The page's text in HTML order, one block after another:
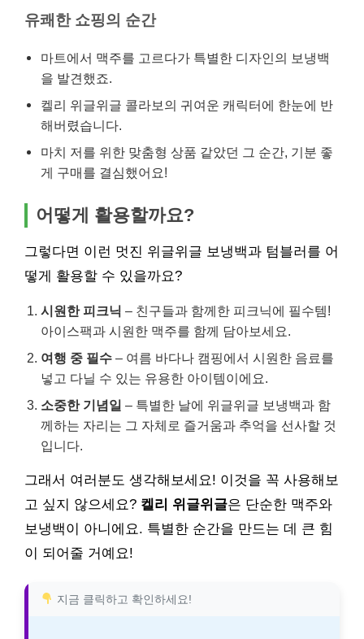
유쾌한 쇼핑의 순간
마트에서 맥주를 고르다가 특별한 디자인의 보냉백
을 발견했죠.
켈리 위글위글 콜라보의 귀여운 캐릭터에 한눈에 반
해버렸습니다.
마치 저를 위한 맞춤형 상품 같았던 그 순간, 기분 좋
게 구매를 결심했어요!
어떻게 활용할까요?
그렇다면 이런 멋진 위글위글 보냉백과 텀블러를 어
떻게 활용할 수 있을까요?
시원한 피크닉 – 친구들과 함께한 피크닉에 필수템!
아이스팩과 시원한 맥주를 함께 담아보세요.
여행 중 필수 – 여름 바다나 캠핑에서 시원한 음료를
넣고 다닐 수 있는 유용한 아이템이에요.
소중한 기념일 – 특별한 날에 위글위글 보냉백과 함
께하는 자리는 그 자체로 즐거움과 추억을 선사할 것
입니다.
그래서 여러분도 생각해보세요! 이것을 꼭 사용해보
고 싶지 않으세요? 켈리 위글위글은 단순한 맥주와
보냉백이 아니에요. 특별한 순간을 만드는 데 큰 힘
이 되어줄 거예요!
지금 클릭하고 확인하세요!